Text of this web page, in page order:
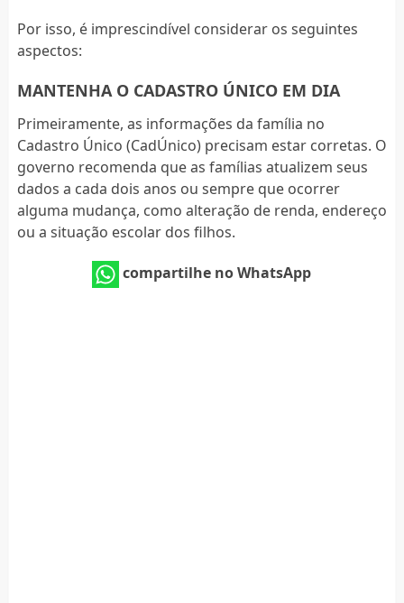
Por isso, é imprescindível considerar os seguintes
aspectos:
MANTENHA O CADASTRO ÚNICO EM DIA
Primeiramente, as informações da família no
Cadastro Único (CadÚnico) precisam estar corretas. O
governo recomenda que as famílias atualizem seus
dados a cada dois anos ou sempre que ocorrer
alguma mudança, como alteração de renda, endereço
ou a situação escolar dos filhos.
compartilhe no WhatsApp